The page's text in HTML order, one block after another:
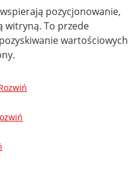
pozycjonowanie,
witryną. To przede
wartościowych